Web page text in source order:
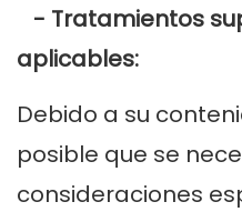
- Tratamientos
aplicables:
Debido a su
posible que se
consideraciones